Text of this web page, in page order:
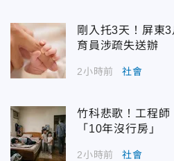
剛入托3天！屏東
育員涉疏失送辦
2小時前 社會
竹科悲歌！工程師
「10年沒行房」
2小時前 社會